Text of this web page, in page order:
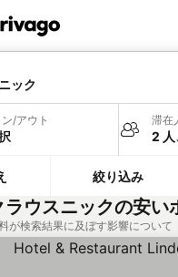
ック
/アウト 滞在
2 人
絞り込み
ラウスニックの安い
が検索結果に及ぼす影響について